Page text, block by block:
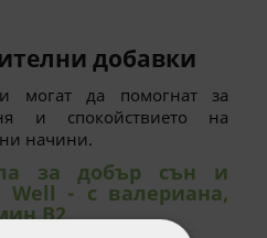
добавки
могат да помогнат за
и спокойствието на
начини.
за добър сън и
Well - с валериана,
В2